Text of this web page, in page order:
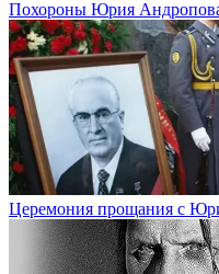
Похороны Юрия
Церемония прощания с